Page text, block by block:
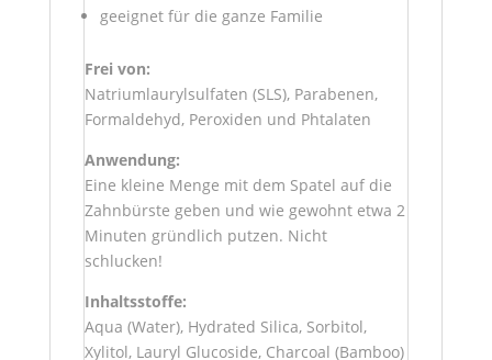
geeignet für die ganze Familie
Frei von:
Natriumlaurylsulfaten (SLS), Parabenen,
Formaldehyd, Peroxiden und Phtalaten
Anwendung:
Eine kleine Menge mit dem Spatel auf die
Zahnbürste geben und wie gewohnt etwa 2
Minuten gründlich putzen. Nicht
schlucken!
Inhaltsstoffe:
Aqua (Water), Hydrated Silica, Sorbitol,
Xylitol, Lauryl Glucoside, Charcoal (Bamboo)